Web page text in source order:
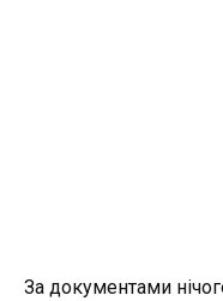
За документами